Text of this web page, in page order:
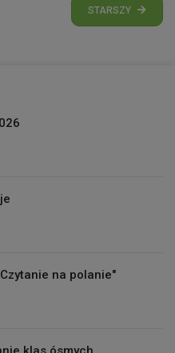
STARSZY
na polanie"